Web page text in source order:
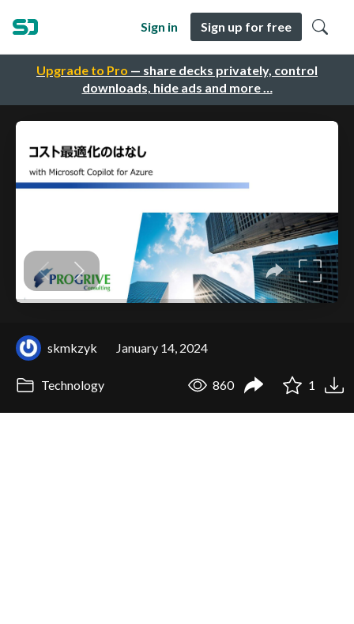
Upgrade to Pro — share decks privately, control
downloads, hide ads and more …
Sign in Sign up for free
skmkzyk January 14, 2024
Technology 860 1